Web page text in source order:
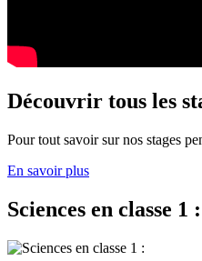
Découvrir tous les
Pour tout savoir sur nos stages
En savoir plus
Sciences en classe 1 :